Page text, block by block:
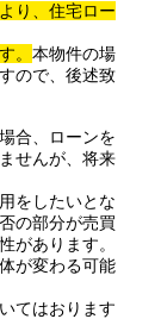
り、住宅ロー
。 本物件の場
ので、後述致
、ローンを
せんが、将来
をしたいとな
の部分が売買
があります。
が変わる可能
てはおります